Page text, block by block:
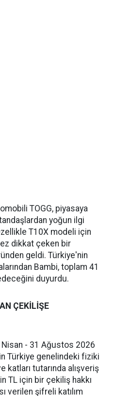
TOGG, piyasaya
yoğun ilgi
T10X modeli için
dikkat çeken bir
geldi. Türkiye'nin
Bambi, toplam 41
duyurdu.
ÇEKİLİŞE
Nisan - 31 Ağustos 2026
Türkiye genelindeki fiziki
katları tutarında alışveriş
TL için bir çekiliş hakkı
verilen şifreli katılım